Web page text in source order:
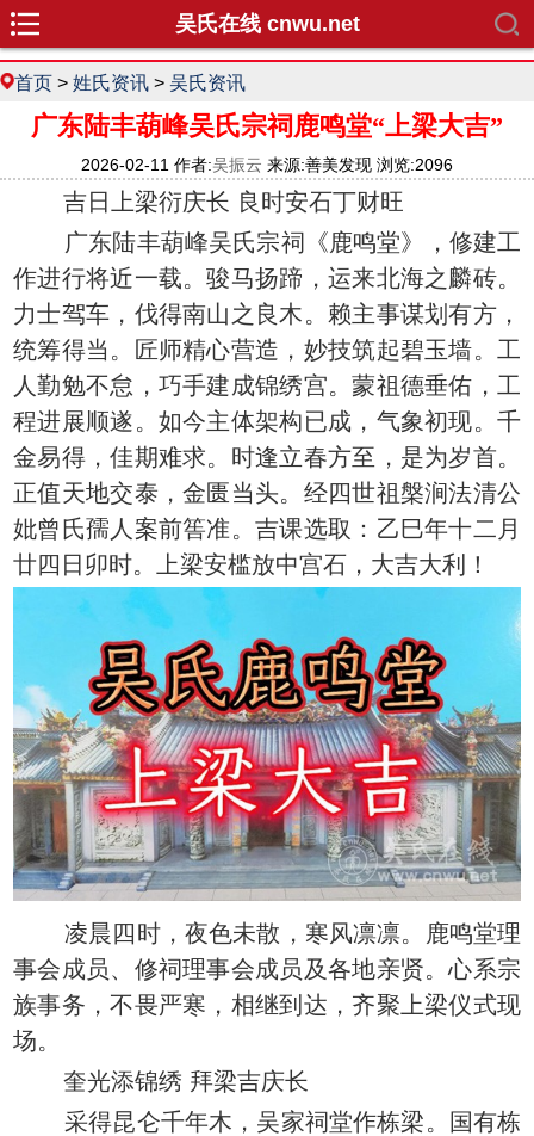
吴氏在线 cnwu.net
首页 > 姓氏资讯 > 吴氏资讯
广东陆丰葫峰吴氏宗祠鹿鸣堂“上梁大吉”
2026-02-11 作者:吴振云 来源:善美发现 浏览:2096
吉日上梁衍庆长 良时安石丁财旺
广东陆丰葫峰吴氏宗祠《鹿鸣堂》，修建工
作进行将近一载。骏马扬蹄，运来北海之麟砖。
力士驾车，伐得南山之良木。赖主事谋划有方，
统筹得当。匠师精心营造，妙技筑起碧玉墙。工
人勤勉不怠，巧手建成锦绣宫。蒙祖德垂佑，工
程进展顺遂。如今主体架构已成，气象初现。千
金易得，佳期难求。时逢立春方至，是为岁首。
正值天地交泰，金匮当头。经四世祖槃涧法清公
妣曾氏孺人案前筶准。吉课选取：乙巳年十二月
廿四日卯时。上梁安槛放中宫石，大吉大利！
凌晨四时，夜色未散，寒风凛凛。鹿鸣堂理
事会成员、修祠理事会成员及各地亲贤。心系宗
族事务，不畏严寒，相继到达，齐聚上梁仪式现
场。
奎光添锦绣 拜梁吉庆长
采得昆仑千年木，吴家祠堂作栋梁。国有栋